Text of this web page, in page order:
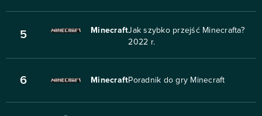
5 MinecraftJak szybko przejść Minecrafta?
2022 r.
6 MinecraftPoradnik do gry Minecraft